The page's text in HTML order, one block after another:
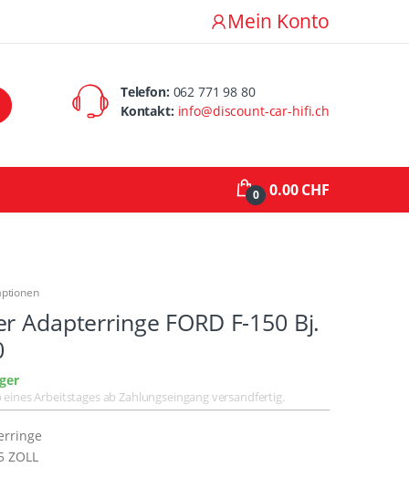
Mein Konto
Telefon: 062 771 98 80
Kontakt: info@discount-car-hifi.ch
0 0.00 CHF
Adapterringe FORD F-150 Bj.
Arbeitstages ab Zahlungseingang versandfertig.
ZOLL